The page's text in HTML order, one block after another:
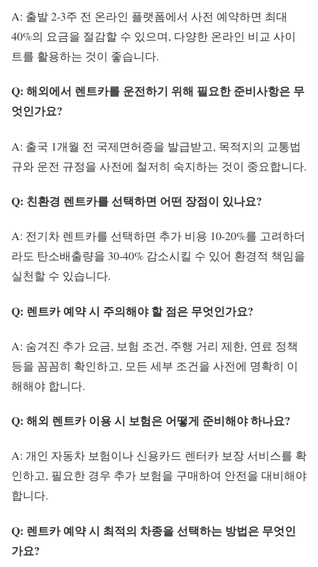
A: 출발 2-3주 전 온라인 플랫폼에서 사전 예약하면 최대
40%의 요금을 절감할 수 있으며, 다양한 온라인 비교 사이
트를 활용하는 것이 좋습니다.
Q: 해외에서 렌트카를 운전하기 위해 필요한 준비사항은 무
엇인가요?
A: 출국 1개월 전 국제면허증을 발급받고, 목적지의 교통법
규와 운전 규정을 사전에 철저히 숙지하는 것이 중요합니다.
Q: 친환경 렌트카를 선택하면 어떤 장점이 있나요?
A: 전기차 렌트카를 선택하면 추가 비용 10-20%를 고려하더
라도 탄소배출량을 30-40% 감소시킬 수 있어 환경적 책임을
실천할 수 있습니다.
Q: 렌트카 예약 시 주의해야 할 점은 무엇인가요?
A: 숨겨진 추가 요금, 보험 조건, 주행 거리 제한, 연료 정책
등을 꼼꼼히 확인하고, 모든 세부 조건을 사전에 명확히 이
해해야 합니다.
Q: 해외 렌트카 이용 시 보험은 어떻게 준비해야 하나요?
A: 개인 자동차 보험이나 신용카드 렌터카 보장 서비스를 확
인하고, 필요한 경우 추가 보험을 구매하여 안전을 대비해야
합니다.
Q: 렌트카 예약 시 최적의 차종을 선택하는 방법은 무엇인
가요?